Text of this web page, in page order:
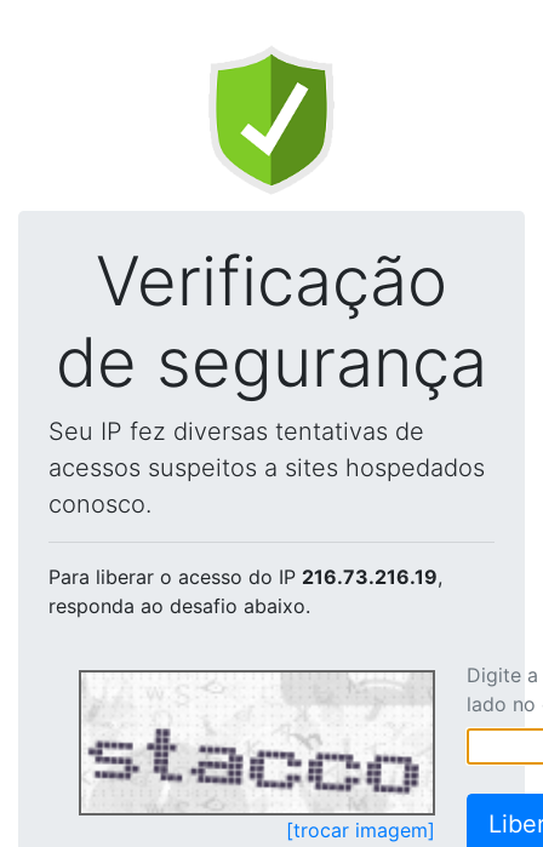
Verificação
de segurança
Seu IP fez diversas tentativas de
acessos suspeitos a sites hospedados
conosco.
Para liberar o acesso do IP 216.73.216.19,
responda ao desafio abaixo.
[trocar imagem]
Digite
lado no